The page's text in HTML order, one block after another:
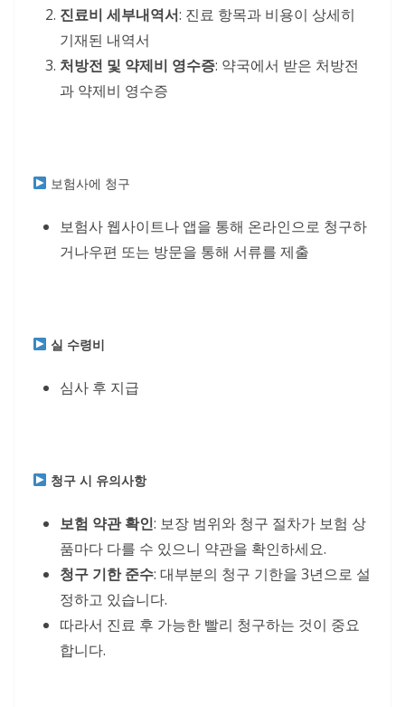
진료비 세부내역서: 진료 항목과 비용이 상세히
기재된 내역서
처방전 및 약제비 영수증: 약국에서 받은 처방전
과 약제비 영수증
보험사에 청구
보험사 웹사이트나 앱을 통해 온라인으로 청구하
거나우편 또는 방문을 통해 서류를 제출
실 수령비
심사 후 지급
청구 시 유의사항
보험 약관 확인: 보장 범위와 청구 절차가 보험 상
품마다 다를 수 있으니 약관을 확인하세요.
청구 기한 준수: 대부분의 청구 기한을 3년으로 설
정하고 있습니다.
따라서 진료 후 가능한 빨리 청구하는 것이 중요
합니다.